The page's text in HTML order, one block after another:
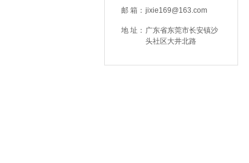
邮 箱： jixie169@163.com
地 址： 广东省东莞市长安镇沙
头社区大井北路